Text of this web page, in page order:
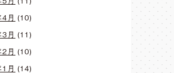
月 (10)
月 (11)
月 (10)
月 (14)